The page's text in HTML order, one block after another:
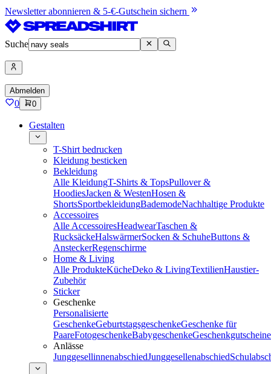
Newsletter abonnieren & 5-€-Gutschein sichern
Suche
Abmelden
0 0
Gestalten
T-Shirt bedrucken
Kleidung besticken
Bekleidung
Alle KleidungT-Shirts & TopsPullover &
HoodiesJacken & WestenHosen &
ShortsSportbekleidungBademodeNachhaltige Produkte
Accessoires
Alle AccessoiresHeadwearTaschen &
RucksäckeHalswärmerSocken & SchuheButtons &
AnsteckerRegenschirme
Home & Living
Alle ProdukteKücheDeko & LivingTextilienHaustier-
Zubehör
Sticker
Geschenke
Personalisierte
GeschenkeGeburtstagsgeschenkeGeschenke für
PaareFotogeschenkeBabygeschenkeGeschenkgutscheine
Anlässe
JunggesellinnenabschiedJunggesellenabschied